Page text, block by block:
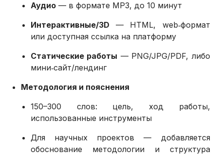
Аудио — в формате MP3, до 10 минут
Интерактивные/3D — HTML, web‑формат
или доступная ссылка на платформу
Статические работы — PNG/JPG/PDF, либо
мини‑сайт/лендинг
Методология и пояснения
150–300 слов: цель, ход работы,
использованные инструменты
Для научных проектов — добавляется
обоснование методологии и структура